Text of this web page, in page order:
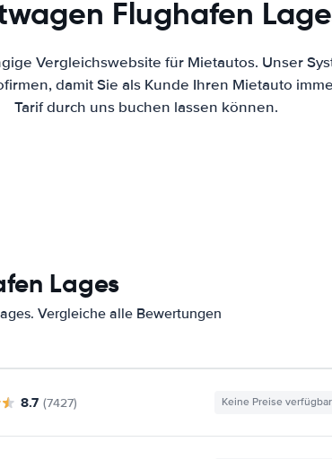
Flughafen
Vergleichswebsite für Mietautos. Unser
damit Sie als Kunde Ihren Mietauto
Tarif durch uns buchen lassen können.
Lages
Vergleiche alle Bewertungen
8.7 (7427) Keine Preise verfügbar